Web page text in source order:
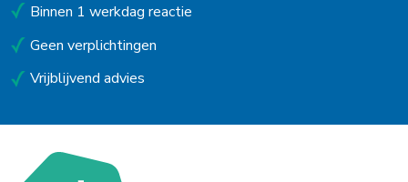
Binnen 1 werkdag reactie
Geen verplichtingen
Vrijblijvend advies